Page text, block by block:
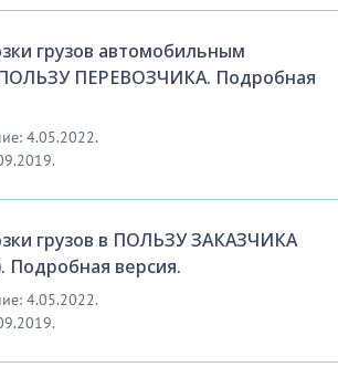
грузов автомобильным
ПЕРЕВОЗЧИКА. Подробная
4.05.2022.
грузов в ПОЛЬЗУ ЗАКАЗЧИКА
версия.
4.05.2022.